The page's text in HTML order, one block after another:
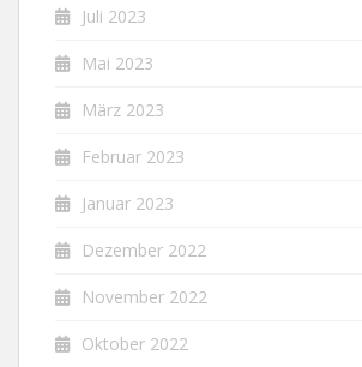
Juli 2023
Mai 2023
März 2023
Februar 2023
Januar 2023
Dezember 2022
November 2022
Oktober 2022